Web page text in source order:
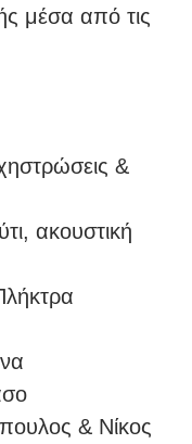
μέσα από τις
&
ακουστική
& Νίκος